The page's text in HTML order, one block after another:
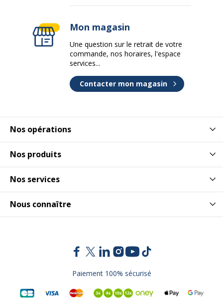
Nos opérations
Nos produits
Nos services
Nous connaître
Mon magasin
Une question sur le retrait de votre
commande, nos horaires, l'espace
services...
Contacter mon magasin
Paiement 100% sécurisé